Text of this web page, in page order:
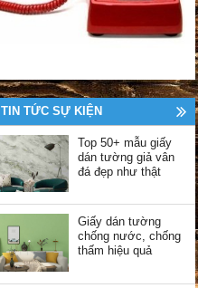
TIN TỨC SỰ KIỆN
Top 50+ mẫu giấy
dán tường giả vân
đá đẹp như thật
Giấy dán tường
chống nước, chống
thấm hiệu quả